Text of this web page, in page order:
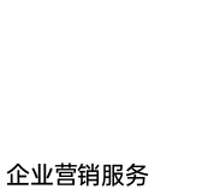
企业营销服务